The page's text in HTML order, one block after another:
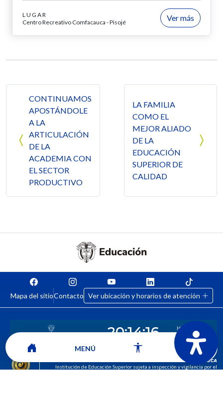
LUGAR
Centro Recreativo Comfacauca - Pisojé
Ver más
CONTINUAMOS
APOSTÁNDOLE
A LA
ARTICULACIÓN
DE LA
ACADEMIA CON
EL SECTOR
PRODUCTIVO
LA FAMILIA
COMO EL
MEJOR ALIADO
DE LA
EDUCACIÓN
SUPERIOR DE
CALIDAD
Mapa del sitioContacto Ver ubicación y horarios de atención
CORPORACIÓN UNIVERSITARIA COMFACAUCA - UNICOMFACAUCA
Institución de Educación Superior sujeta a inspección y vigilancia por el
MENÚ